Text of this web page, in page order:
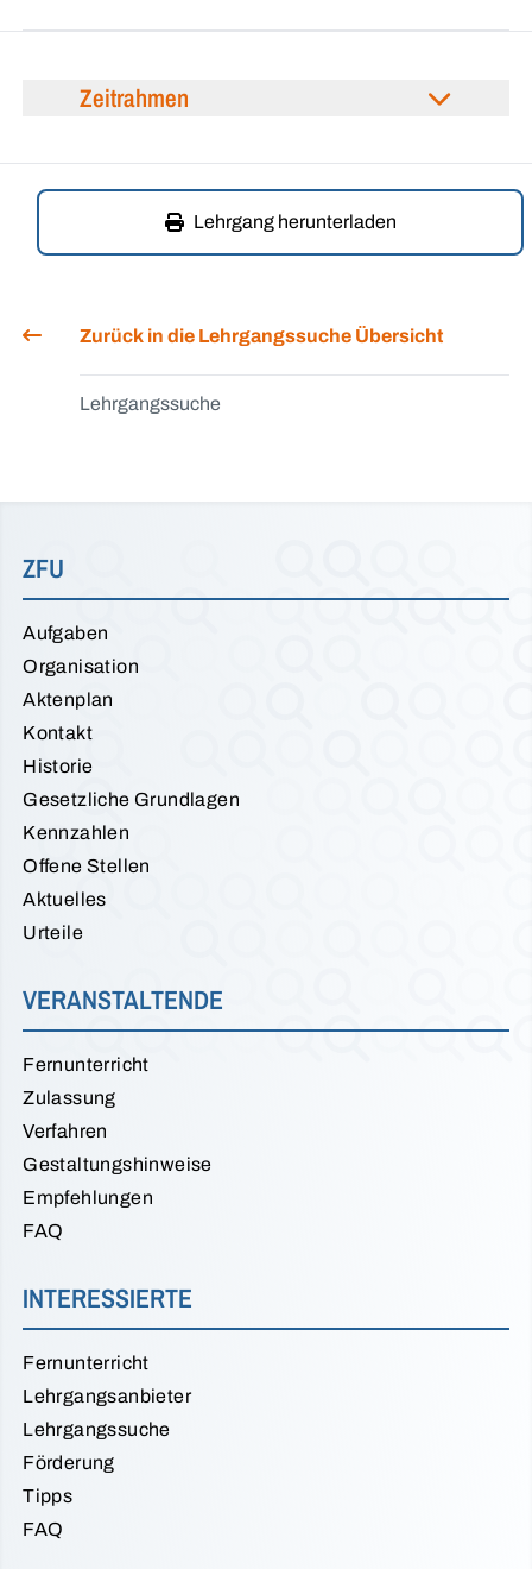
Zeitrahmen
Lehrgang herunterladen
Zurück in die Lehrgangssuche Übersicht
Lehrgangssuche
ZFU
Aufgaben
Organisation
Aktenplan
Kontakt
Historie
Gesetzliche Grundlagen
Kennzahlen
Offene Stellen
Aktuelles
Urteile
VERANSTALTENDE
Fernunterricht
Zulassung
Verfahren
Gestaltungshinweise
Empfehlungen
FAQ
INTERESSIERTE
Fernunterricht
Lehrgangsanbieter
Lehrgangssuche
Förderung
Tipps
FAQ